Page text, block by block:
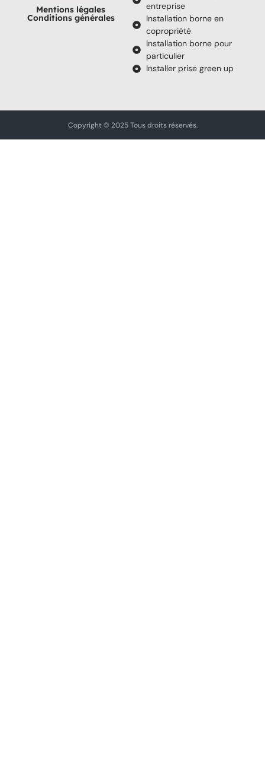
Mentions légales
Conditions générales
entreprise
Installation borne en
copropriété
Installation borne pour
particulier
Installer prise green up
Copyright © 2025 Tous droits réservés.